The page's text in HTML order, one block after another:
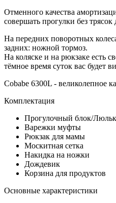
Отменного качества
совершать прогулки без
На передних поворотных
задних: ножной тормоз.
На коляске и на рюкзаке есть
тёмное время суток вас будет
Cobabe 6300L - великолепное
Комплектация
Прогулочный блок/
Варежки муфты
Рюкзак для мамы
Москитная сетка
Накидка на ножки
Дождевик
Корзина для продуктов
Основные характеристики